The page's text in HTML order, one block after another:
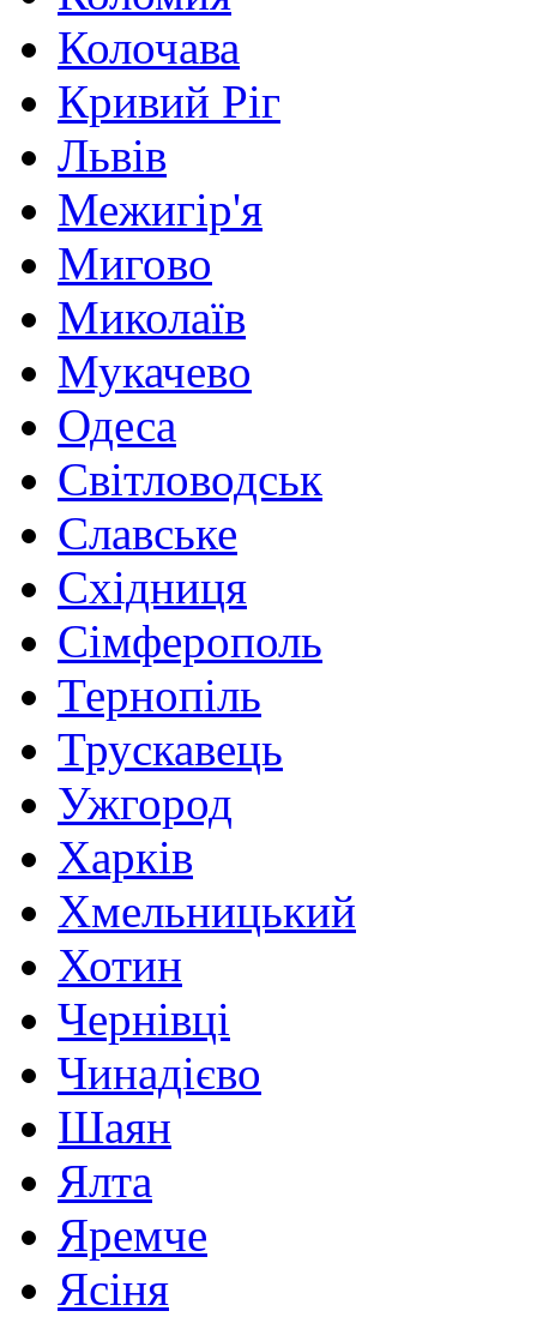
Колочава
Кривий Ріг
Львів
Межигір'я
Мигово
Миколаїв
Мукачево
Одеса
Світловодськ
Славське
Східниця
Сімферополь
Тернопіль
Трускавець
Ужгород
Харків
Хмельницький
Хотин
Чернівці
Чинадієво
Шаян
Ялта
Яремче
Ясіня